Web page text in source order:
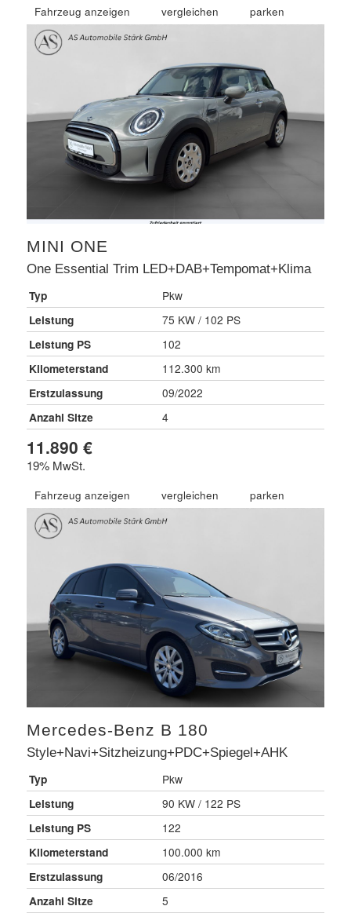
Fahrzeug anzeigen vergleichen parken
MINI ONE
One Essential Trim LED+DAB+Tempomat+Klima
Typ
Pkw
Leistung
75 KW / 102 PS
Leistung PS
102
Kilometerstand
112.300 km
Erstzulassung
09/2022
Anzahl Sitze
4
11.890 €
19% MwSt.
Fahrzeug anzeigen vergleichen parken
Mercedes-Benz B 180
Style+Navi+Sitzheizung+PDC+Spiegel+AHK
Typ
Pkw
Leistung
90 KW / 122 PS
Leistung PS
122
Kilometerstand
100.000 km
Erstzulassung
06/2016
Anzahl Sitze
5